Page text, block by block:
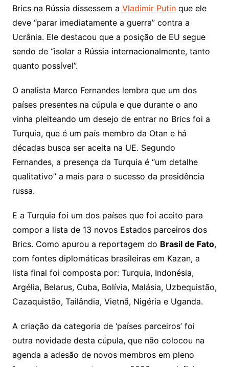
Brics na Rússia dissessem a Vladimir Putinque ele
deve “parar imediatamente a guerra” contra a
Ucrânia. Ele destacou que a posição de EU segue
sendo de “isolar a Rússia internacionalmente, tanto
quanto possível”.
O analista Marco Fernandes lembra que um dos
países presentes na cúpula e que durante o ano
vinha pleiteando um desejo de entrar no Brics foi a
Turquia, que é um país membro da Otan e há
décadas busca ser aceita na UE. Segundo
Fernandes, a presença da Turquia é “um detalhe
qualitativo” a mais para o sucesso da presidência
russa.
E a Turquia foi um dos países que foi aceito para
compor a lista de 13 novos Estados parceiros dos
Brics. Como apurou a reportagem do Brasil de Fato,
com fontes diplomáticas brasileiras em Kazan, a
lista final foi composta por: Turquia, Indonésia,
Argélia, Belarus, Cuba, Bolívia, Malásia, Uzbequistão,
Cazaquistão, Tailândia, Vietnã, Nigéria e Uganda.
A criação da categoria de ‘países parceiros’ foi
outra novidade desta cúpula, que não colocou na
agenda a adesão de novos membros em pleno